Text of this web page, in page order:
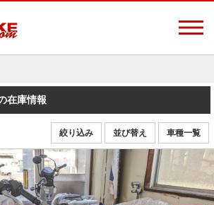
在庫情報
車種一覧
並び替え
絞り込み